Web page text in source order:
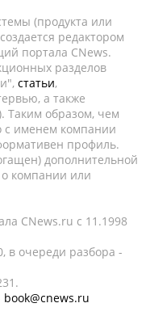
(продукта или
редактором
портала CNews.
разделов
статьи,
а также
Таким образом, чем
с именем компании
профиль.
дополнительной
компании или
CNews.ru c 11.1998
в очереди разбора -
book@cnews.ru